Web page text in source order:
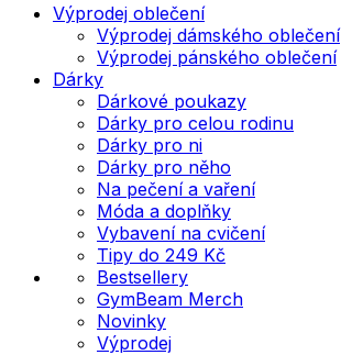
Výprodej oblečení
Výprodej dámského oblečení
Výprodej pánského oblečení
Dárky
Dárkové poukazy
Dárky pro celou rodinu
Dárky pro ni
Dárky pro něho
Na pečení a vaření
Móda a doplňky
Vybavení na cvičení
Tipy do 249 Kč
Bestsellery
GymBeam Merch
Novinky
Výprodej